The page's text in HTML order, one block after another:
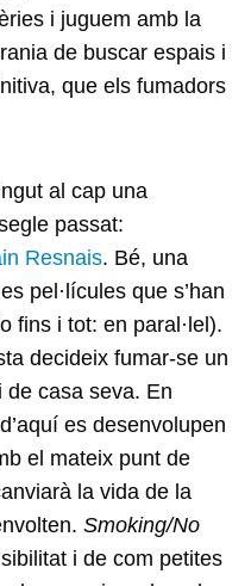
i juguem amb la
de buscar espais i
que els fumadors
al cap una
passat:
Resnais. Bé, una
pel·lícules que s’han
fins i tot: en paral·lel).
decideix fumar-se un
casa seva. En
es desenvolupen
el mateix punt de
la vida de la
Smoking/No
i de com petites